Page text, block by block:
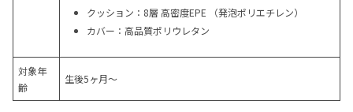
クッション：8層 高密度EPE （発泡ポリエチレン）
カバー：高品質ポリウレタン
対象年
齢
生後5ヶ月〜